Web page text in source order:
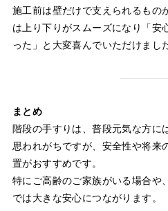
施工前は壁だけで支えられるもの
は上り下りがスムーズになり「安
った」と大変喜んでいただけまし
まとめ
階段の手すりは、普段元気な方に
思われがちですが、安全性や将来
置がおすすめです。
特にご高齢のご家族がいる場合や
では大きな安心につながります。